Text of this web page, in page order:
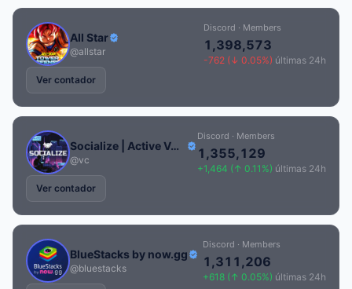
All Star
@allstar
Discord · Members
1,398,573
-762 (↓ 0.05%) últimas 24h
Ver contador
Socialize | Active VC Server • Hangout • Voice Chat • Call • Social • Chill • Anime • Memes • Emojis
@vc
Discord · Members
1,355,129
+1,464 (↑ 0.11%) últimas 24h
Ver contador
BlueStacks by now.gg
@bluestacks
Discord · Members
1,311,206
+618 (↑ 0.05%) últimas 24h